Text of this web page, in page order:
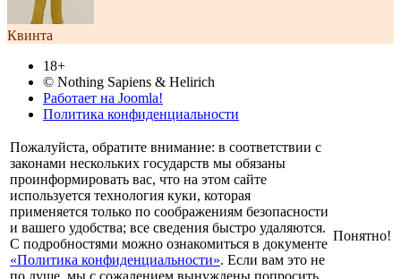
Квинта
18+
© Nothing Sapiens & Helirich
Работает на Joomla!
Политика конфиденциальности
Пожалуйста, обратите внимание: в соответствии с
законами нескольких государств мы обязаны
проинформировать вас, что на этом сайте
используется технология куки, которая
применяется только по соображениям безопасности
и вашего удобства; все сведения быстро удаляются.
С подробностями можно ознакомиться в документе
«Политика конфиденциальности». Если вам это не
по душе, мы с сожалением вынуждены попросить
Понятно!